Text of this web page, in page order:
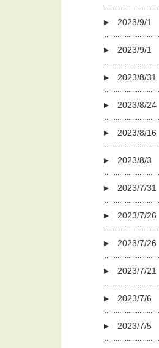
2023/9/1
2023/9/1
2023/8/31
2023/8/24
2023/8/16
2023/8/3
2023/7/31
2023/7/26
2023/7/26
2023/7/21
2023/7/6
2023/7/5